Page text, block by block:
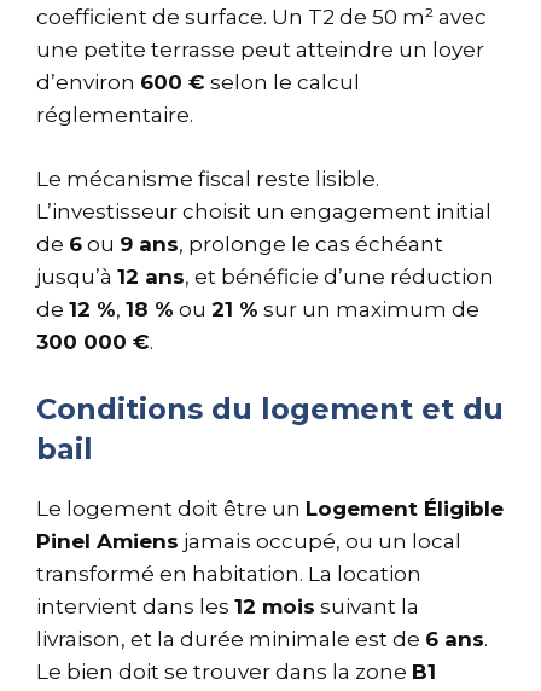
coefficient de surface. Un T2 de 50 m² avec
une petite terrasse peut atteindre un loyer
d’environ 600 € selon le calcul
réglementaire.
Le mécanisme fiscal reste lisible.
L’investisseur choisit un engagement initial
de 6 ou 9 ans, prolonge le cas échéant
jusqu’à 12 ans, et bénéficie d’une réduction
de 12 %, 18 % ou 21 % sur un maximum de
300 000 €.
Conditions du logement et du
bail
Le logement doit être un Logement Éligible
Pinel Amiens jamais occupé, ou un local
transformé en habitation. La location
intervient dans les 12 mois suivant la
livraison, et la durée minimale est de 6 ans.
Le bien doit se trouver dans la zone B1